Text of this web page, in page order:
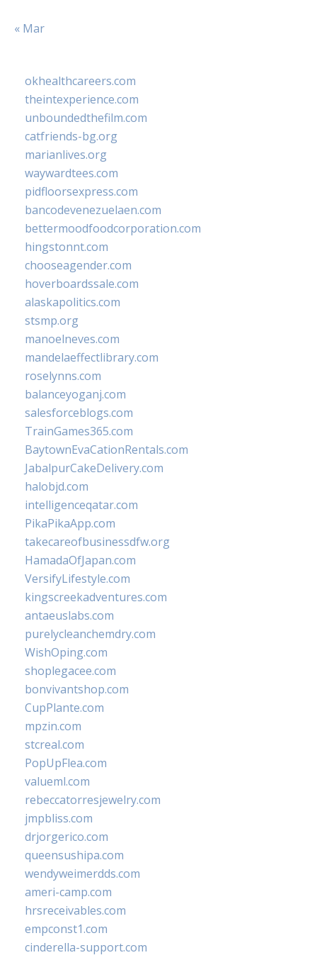
« Mar
okhealthcareers.com
theintexperience.com
unboundedthefilm.com
catfriends-bg.org
marianlives.org
waywardtees.com
pidfloorsexpress.com
bancodevenezuelaen.com
bettermoodfoodcorporation.com
hingstonnt.com
chooseagender.com
hoverboardssale.com
alaskapolitics.com
stsmp.org
manoelneves.com
mandelaeffectlibrary.com
roselynns.com
balanceyoganj.com
salesforceblogs.com
TrainGames365.com
BaytownEvaCationRentals.com
JabalpurCakeDelivery.com
halobjd.com
intelligenceqatar.com
PikaPikaApp.com
takecareofbusinessdfw.org
HamadaOfJapan.com
VersifyLifestyle.com
kingscreekadventures.com
antaeuslabs.com
purelycleanchemdry.com
WishOping.com
shoplegacee.com
bonvivantshop.com
CupPlante.com
mpzin.com
stcreal.com
PopUpFlea.com
valueml.com
rebeccatorresjewelry.com
jmpbliss.com
drjorgerico.com
queensushipa.com
wendyweimerdds.com
ameri-camp.com
hrsreceivables.com
empconst1.com
cinderella-support.com